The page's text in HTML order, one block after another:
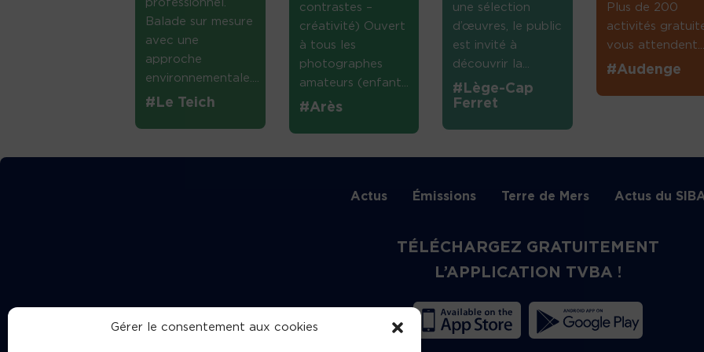
Gérer le consentement aux cookies
professionnel.
Balade sur mesure
avec une
approche
environnementale....
#Le Teich
contrastes –
créativité) Ouvert
à tous les
photographes
amateurs (enfant...
#Arès
une sélection
d’œuvres, le public
est invité à
découvrir la...
#Lège-Cap
Ferret
Plus de 200
activités
vous
#Audenge
Actus Émissions Terre de Mers Actus du
TÉLÉCHARGEZ GRATUITEMENT
L’APPLICATION TVBA !